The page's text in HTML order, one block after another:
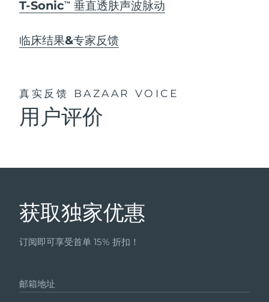
T-SonicTM 垂直透肤声波脉动
临床结果&专家反馈
真实反馈 BAZAAR VOICE
用户评价
获取独家优惠
订阅即可享受首单 15% 折扣！
邮箱地址